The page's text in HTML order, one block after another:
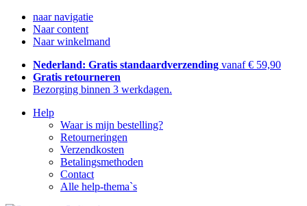
naar navigatie
Naar content
Naar winkelmand
Nederland: Gratis standaardverzending vanaf € 59,90
Gratis retourneren
Bezorging binnen 3 werkdagen.
Help
Waar is mijn bestelling?
Retourneringen
Verzendkosten
Betalingsmethoden
Contact
Alle help-thema`s